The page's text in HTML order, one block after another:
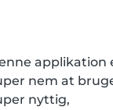
applikation
nem at
nyttig,